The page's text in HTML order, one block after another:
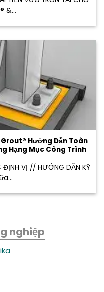
&...
Hướng Dẫn Toàn
Hạng Mục Công Trình
ĐỊNH VỊ // HƯỚNG DẪN KỸ
nghiệp